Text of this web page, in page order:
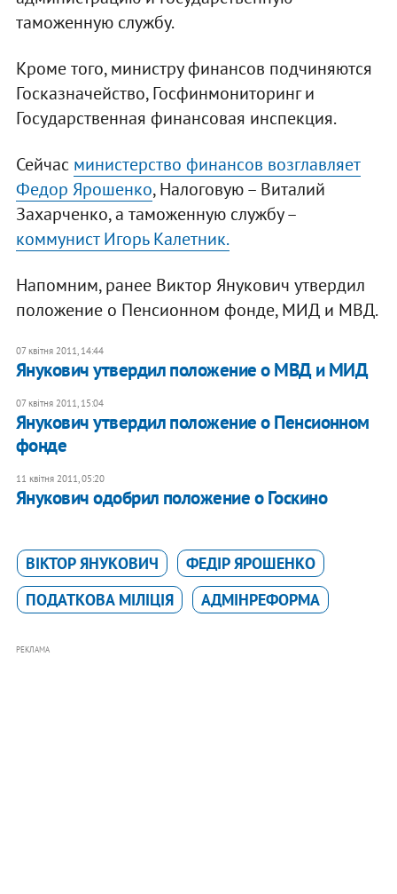
таможенную службу.
Кроме того, министру финансов подчиняются
Госказначейство, Госфинмониторинг и
Государственная финансовая инспекция.
Сейчас министерство финансов возглавляет
Федор Ярошенко, Налоговую – Виталий
Захарченко, а таможенную службу –
коммунист Игорь Калетник.
Напомним, ранее Виктор Янукович утвердил
положение о Пенсионном фонде, МИД и МВД.
07 квітня 2011, 14:44
Янукович утвердил положение о МВД и МИД
07 квітня 2011, 15:04
Янукович утвердил положение о Пенсионном
фонде
11 квітня 2011, 05:20
Янукович одобрил положение о Госкино
ВІКТОР ЯНУКОВИЧ
ФЕДІР ЯРОШЕНКО
ПОДАТКОВА МІЛІЦІЯ
АДМІНРЕФОРМА
РЕКЛАМА